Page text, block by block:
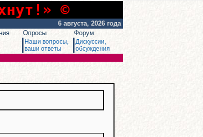
©
6 августа, 2026 года
Опросы
Наши вопросы,
ваши ответы
Форум
Дискуссии,
обсуждения